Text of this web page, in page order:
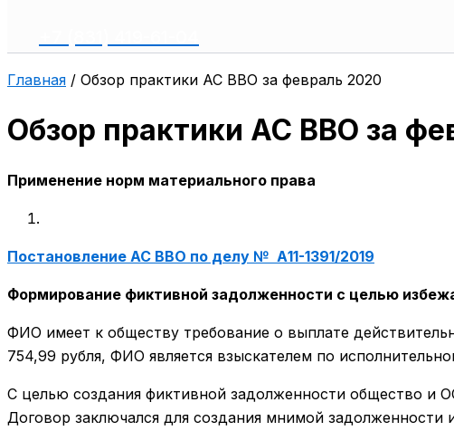
Главная / Обзор практики АС ВВО за февраль 2020
Обзор практики АС ВВО за
Применение норм материального права
Постановление АС ВВО по делу № А11-1391/2019
Формирование фиктивной задолженности с целью
ФИО имеет к обществу требование о выплате
754,99 рубля, ФИО является взыскателем по
С целью создания фиктивной задолженности общество и
Договор заключался для создания мнимой